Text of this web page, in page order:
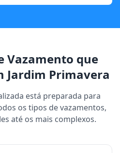
Vazamento que
Jardim Primavera
está preparada para
os tipos de vazamentos,
até os mais complexos.